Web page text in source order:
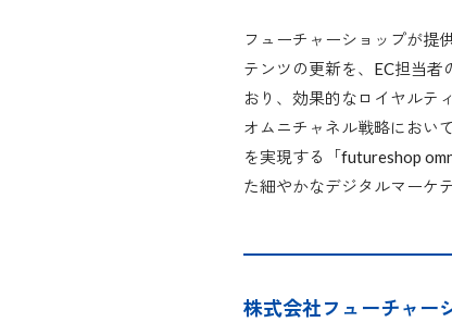
フューチャーショップが提
テンツの更新を、EC担当
おり、効果的なロイヤルテ
オムニチャネル戦略におい
を実現する「futureshop
た細やかなデジタルマーケ
株式会社フューチャー